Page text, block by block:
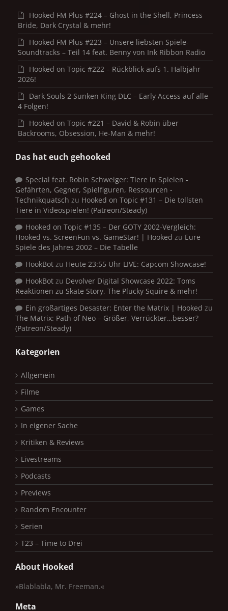
Hooked FM Plus #224 – Ghost in the Shell, Princess
Bride, Dark Crystal & mehr!
Hooked FM Plus #223 – Unsere liebsten Spiele-
Soundtracks – Teil 14 feat. Benny von Ink Ribbon Radio
Hooked on Topic #222 – Rückblick aufs 1. Halbjahr
2026!
Dark Souls 2 Sunken King DLC – Early Access auf alle
4 Folgen!
Hooked on Topic #221 – David & Robin über
Backrooms, Obsession, He-Man & mehr!
Das hat euch gehooked
Special feat. Robin Schweiger: Tiere in Spielen -
Gefährten, Gegner, Spielfiguren, Ressourcen -
Technikquatsch zu Hooked on Topic #131 – Die tollsten
Tiere in Videospielen! (Patreon/Steady)
Hooked on Topic #135 – Der GOTY 2002-Vergleich:
Hooked vs. ScreenFun vs. GameStar! | Hooked zu Eure
Spiele des Jahres 2002 – Die Tabelle
HookBot zu Heute 23:55 Uhr LIVE: Capcom Showcase!
HookBot zu Devolver Digital Showcase 2022: Toms
Reaktionen zu Skate Story, The Plucky Squire & mehr!
Ein großartiges Desaster: Enter the Matrix | Hooked zu
The Matrix: Path of Neo – Größer, Verrückter…besser?
(Patreon/Steady)
Kategorien
Allgemein
Filme
Games
In eigener Sache
Kritiken & Reviews
Livestreams
Podcasts
Previews
Random Encounter
Serien
T23 – Time to Drei
About Hooked
»Blablabla, Mr. Freeman.«
Meta